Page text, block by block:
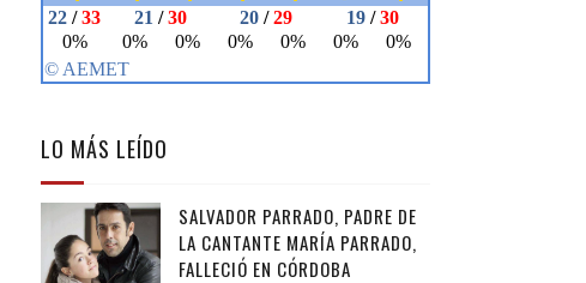
LO MÁS LEÍDO
SALVADOR PARRADO, PADRE DE
LA CANTANTE MARÍA PARRADO,
FALLECIÓ EN CÓRDOBA